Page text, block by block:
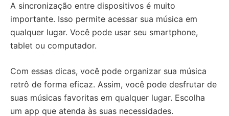
A sincronização entre dispositivos é muito
importante. Isso permite acessar sua música em
qualquer lugar. Você pode usar seu smartphone,
tablet ou computador.
Com essas dicas, você pode organizar sua música
retrô de forma eficaz. Assim, você pode desfrutar de
suas músicas favoritas em qualquer lugar. Escolha
um app que atenda às suas necessidades.